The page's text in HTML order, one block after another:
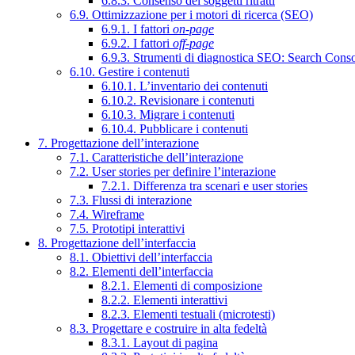
6.9. Ottimizzazione per i motori di ricerca (SEO)
6.9.1. I fattori on-page
6.9.2. I fattori off-page
6.9.3. Strumenti di diagnostica SEO: Search
6.10. Gestire i contenuti
6.10.1. L’inventario dei contenuti
6.10.2. Revisionare i contenuti
6.10.3. Migrare i contenuti
6.10.4. Pubblicare i contenuti
7. Progettazione dell’interazione
7.1. Caratteristiche dell’interazione
7.2. User stories per definire l’interazione
7.2.1. Differenza tra scenari e user stories
7.3. Flussi di interazione
7.4. Wireframe
7.5. Prototipi interattivi
8. Progettazione dell’interfaccia
8.1. Obiettivi dell’interfaccia
8.2. Elementi dell’interfaccia
8.2.1. Elementi di composizione
8.2.2. Elementi interattivi
8.2.3. Elementi testuali (microtesti)
8.3. Progettare e costruire in alta fedeltà
8.3.1. Layout di pagina